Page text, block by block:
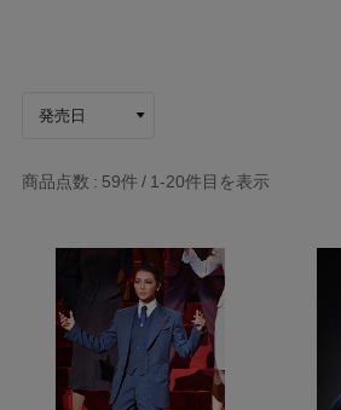
商品点数 59件 1-20件目を表示